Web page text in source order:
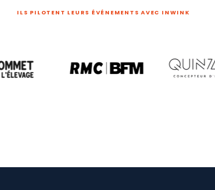
ILS PILOTENT LEURS ÉVÉNEMENTS AVEC INWINK